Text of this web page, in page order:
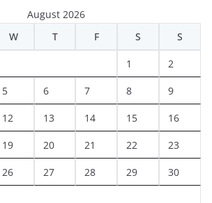
August 2026
W T F S S
1 2
5 6 7 8 9
12 13 14 15 16
19 20 21 22 23
26 27 28 29 30